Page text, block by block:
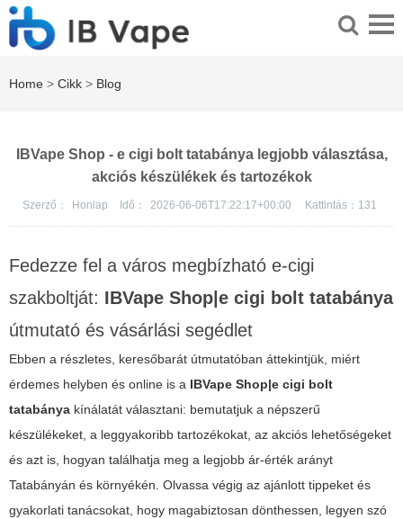
Home > Cikk > Blog
IBVape Shop - e cigi bolt tatabánya legjobb választása,
akciós készülékek és tartozékok
Szerző： Honlap Idő： 2026-06-06T17:22:17+00:00 Kattintás： 131
Fedezze fel a város megbízható e-cigi
szakboltját: IBVape Shop|e cigi bolt tatabánya
útmutató és vásárlási segédlet
Ebben a részletes, keresőbarát útmutatóban áttekintjük, miért
érdemes helyben és online is a IBVape Shop|e cigi bolt
tatabánya kínálatát választani: bemutatjuk a népszerű
készülékeket, a leggyakoribb tartozékokat, az akciós lehetőségeket
és azt is, hogyan találhatja meg a legjobb ár-érték arányt
Tatabányán és környékén. Olvassa végig az ajánlott tippeket és
gyakorlati tanácsokat, hogy magabiztosan dönthessen, legyen szó